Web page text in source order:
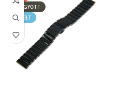
ELFOGYOTT
KIEMELT